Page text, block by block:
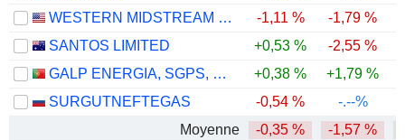
WESTERN MIDSTREAM PARTNERS, LP
-1,11 % -1,79 %
SANTOS LIMITED
+0,53 % -2,55 %
GALP ENERGIA, SGPS, S.A.
+0,38 % +1,79 %
SURGUTNEFTEGAS
-0,54 %
-.--%
Moyenne
-0,35 % -1,57 %